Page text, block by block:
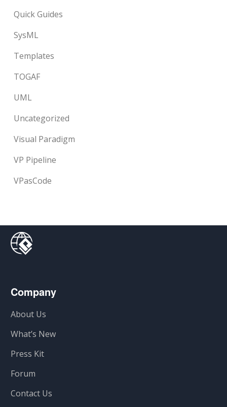
Quick Guides
SysML
Templates
TOGAF
UML
Uncategorized
Visual Paradigm
VP Pipeline
VPasCode
Company
About Us
What’s New
Press Kit
Forum
Contact Us